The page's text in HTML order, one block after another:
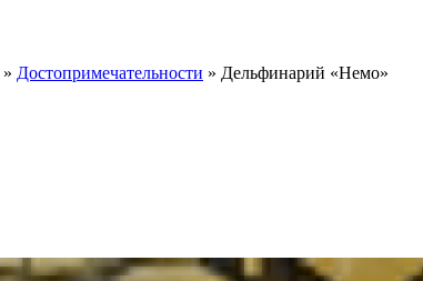
» Достопримечательности » Дельфинарий «Немо»